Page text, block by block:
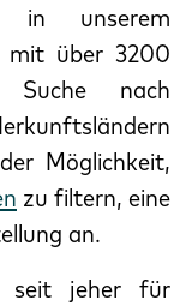
in unserem
mit über 3200
nach
Möglichkeit,
zu filtern, eine
an.
seit jeher für